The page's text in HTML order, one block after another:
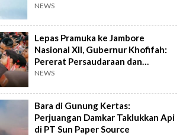
NEWS
Lepas Pramuka ke Jambore
Nasional XII, Gubernur Khofifah:
Pererat Persaudaraan dan
Semangat Nasional
NEWS
Bara di Gunung Kertas:
Perjuangan Damkar Taklukkan Api
di PT Sun Paper Source